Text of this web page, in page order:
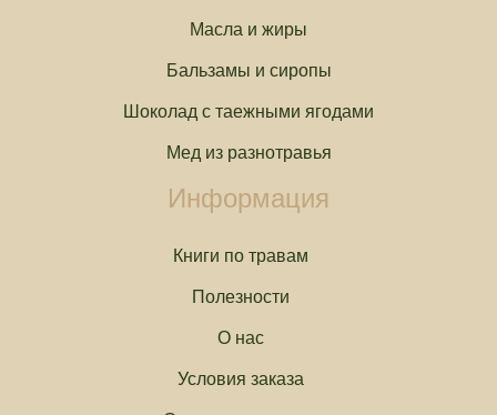
Масла и жиры
Бальзамы и сиропы
Шоколад с таежными ягодами
Мед из разнотравья
Информация
Книги по травам
Полезности
О нас
Условия заказа